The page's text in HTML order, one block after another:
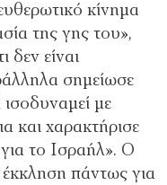
κίνημα
της γης του»,
δεν είναι
σημείωσε
με
και χαρακτήρισε
το Ισραήλ». Ο
πάντως για